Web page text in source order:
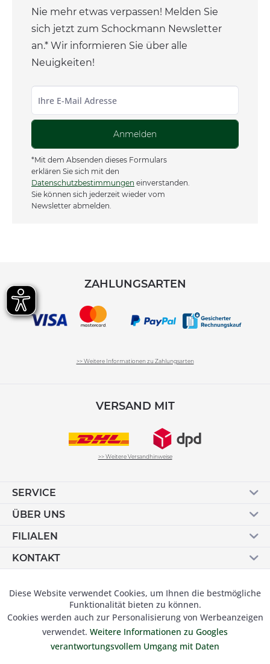
Nie mehr etwas verpassen! Melden Sie
sich jetzt zum Schockmann Newsletter
an.* Wir informieren Sie über alle
Neuigkeiten!
Anmelden
*Mit dem Absenden dieses Formulars
erklären Sie sich mit den
Datenschutzbestimmungen einverstanden.
Sie können sich jederzeit wieder vom
Newsletter abmelden.
ZAHLUNGSARTEN
>> Weitere Informationen zu Zahlungsarten
VERSAND MIT
>> Weitere Versandhinweise
SERVICE
ÜBER UNS
FILIALEN
KONTAKT
© 2019 Besser Gehen Schockmann GmbH. Alle Preise inkl.
der gesetzl. MwSt und zzgl.Versandkosten.
Funktionale Aktiv
Marketing Inaktiv
Diese Website verwendet Cookies, um Ihnen die bestmögliche
Funktionalität bieten zu können.
Cookies werden auch zur Personalisierung von Werbeanzeigen
verwendet. Weitere Informationen zu Googles
verantwortungsvollem Umgang mit Daten